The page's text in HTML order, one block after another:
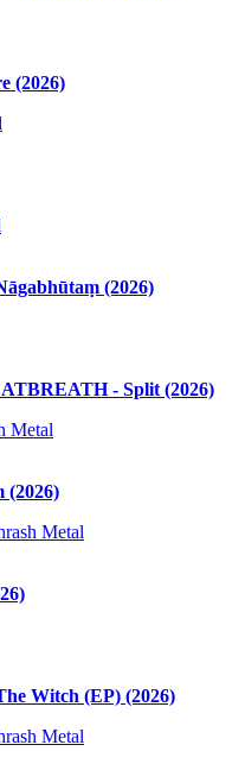
(2026)
(2026)
- Split (2026)
Metal
(2026)
Metal
Witch (EP) (2026)
Metal